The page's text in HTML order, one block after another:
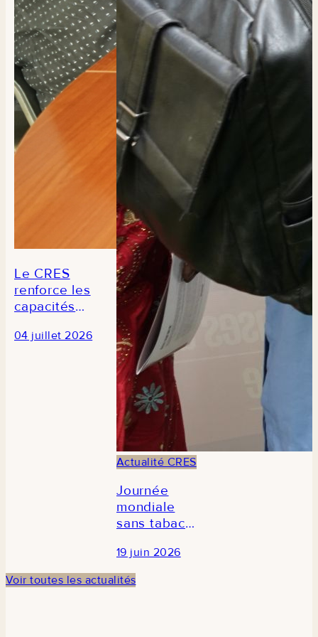
Le CRES
renforce les
capacités
journalistes
04 juillet 2026
Actualité CRES
Journée
mondiale
sans tabac
CRES
participe à la
commémoration
19 juin 2026
de
composition
des aliments
du Sénégal
Voir toutes les actualités